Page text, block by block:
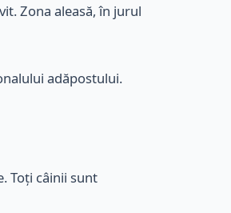
Zona aleasă, în jurul
adăpostului.
Toți câinii sunt